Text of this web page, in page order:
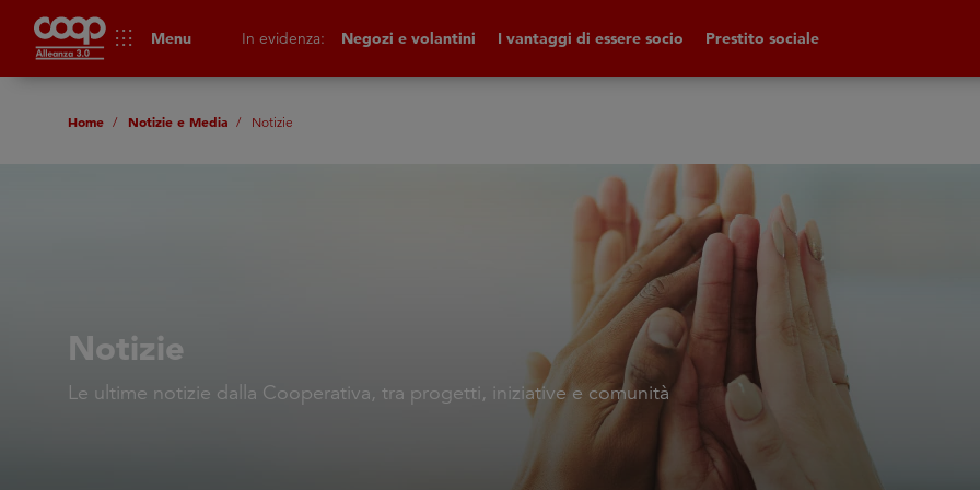
apps Menu In evidenza: Negozi e volantini I vantaggi di essere socio Prestito sociale
Home Notizie e Media Notizie
Notizie
Le ultime notizie dalla Cooperativa, tra progetti, iniziative e comunità